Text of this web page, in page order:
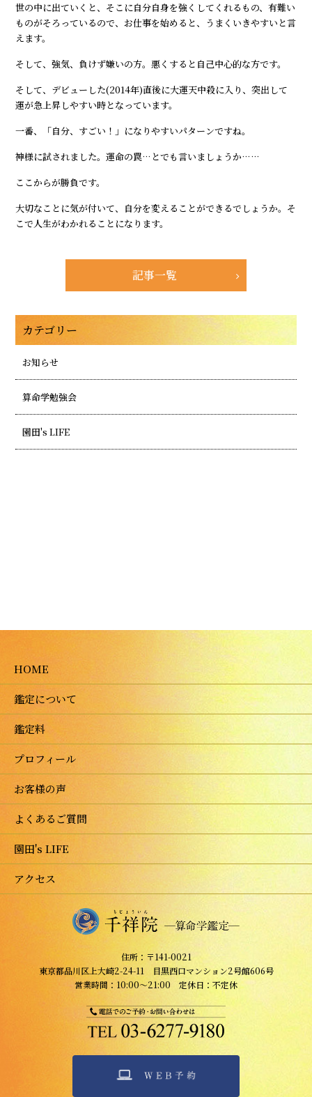
世の中に出ていくと、そこに自分自身を強くしてくれるもの、有難い
ものがそろっているので、お仕事を始めると、うまくいきやすいと言
えます。
そして、強気、負けず嫌いの方。悪くすると自己中心的な方です。
そして、デビューした(2014年)直後に大運天中殺に入り、突出して
運が急上昇しやすい時となっています。
一番、「自分、すごい！」になりやすいパターンですね。
神様に試されました。運命の罠…とでも言いましょうか……
ここからが勝負です。
大切なことに気が付いて、自分を変えることができるでしょうか。そ
こで人生がわかれることになります。
記事一覧
カテゴリー
お知らせ
算命学勉強会
園田's LIFE
HOME
鑑定について
鑑定料
プロフィール
お客様の声
よくあるご質問
園田's LIFE
アクセス
住所：〒141-0021
東京都品川区上大崎2-24-11 目黒西口マンション2号館606号
営業時間：10:00～21:00 定休日：不定休